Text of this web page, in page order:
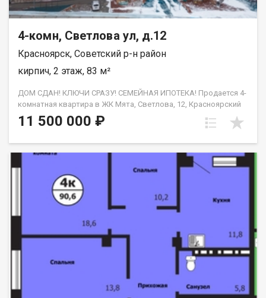
4-комн, Светлова ул, д.12
Красноярск, Советский р-н район
кирпич, 2 этаж, 83 м²
ДОМ СДАН! КЛЮЧИ СРАЗУ! СЕМЕЙНАЯ ИПОТЕКА! Продается 4-
комнатная квартира в ЖК Мята, Светлова, 12, Красноярский
край, Красноярск, Советский район от застройщика. Общая
площадь квартиры — 83 кв.м. Отдельная кухня, все комнаты
способу оплаты можно уточнить по телефону 255-35-05, в
отделе продаж застройщика.
11 500 000 ₽